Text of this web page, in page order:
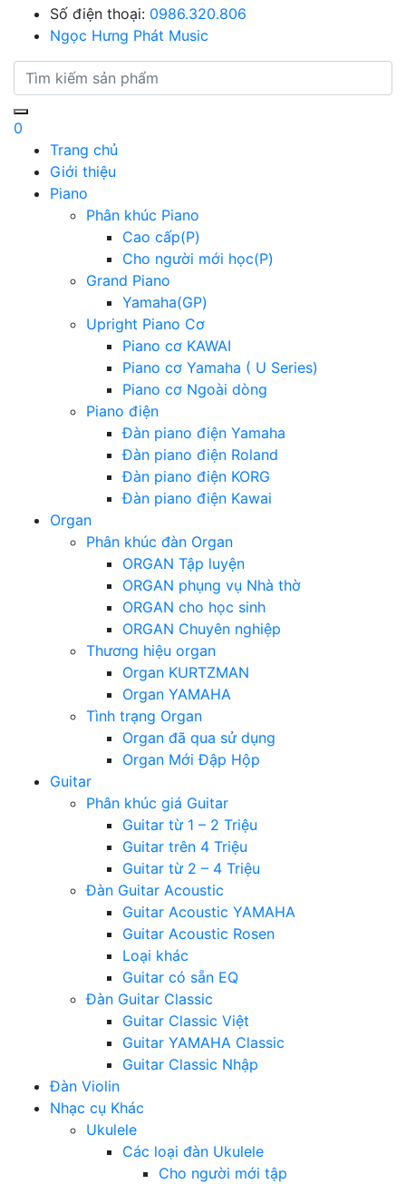
Số điện thoại: 0986.320.806
Ngọc Hưng Phát Music
0
Trang chủ
Giới thiệu
Piano
Phân khúc Piano
Cao cấp(P)
Cho người mới học(P)
Grand Piano
Yamaha(GP)
Upright Piano Cơ
Piano cơ KAWAI
Piano cơ Yamaha ( U Series)
Piano cơ Ngoài dòng
Piano điện
Đàn piano điện Yamaha
Đàn piano điện Roland
Đàn piano điện KORG
Đàn piano điện Kawai
Organ
Phân khúc đàn Organ
ORGAN Tập luyện
ORGAN phụng vụ Nhà thờ
ORGAN cho học sinh
ORGAN Chuyên nghiệp
Thương hiệu organ
Organ KURTZMAN
Organ YAMAHA
Tình trạng Organ
Organ đã qua sử dụng
Organ Mới Đập Hộp
Guitar
Phân khúc giá Guitar
Guitar từ 1 – 2 Triệu
Guitar trên 4 Triệu
Guitar từ 2 – 4 Triệu
Đàn Guitar Acoustic
Guitar Acoustic YAMAHA
Guitar Acoustic Rosen
Loại khác
Guitar có sẵn EQ
Đàn Guitar Classic
Guitar Classic Việt
Guitar YAMAHA Classic
Guitar Classic Nhập
Đàn Violin
Nhạc cụ Khác
Ukulele
Các loại đàn Ukulele
Cho người mới tập